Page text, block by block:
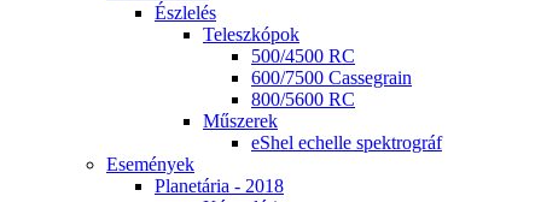
Ész­le­lés
Te­lesz­kó­pok
500/4500 RC
600/7500 Cas­seg­ra­in
800/5600 RC
Mű­sze­rek
eS­hel echel­le spekt­ro­gráf
Ese­mé­nyek
Pla­ne­tá­ria - 2018